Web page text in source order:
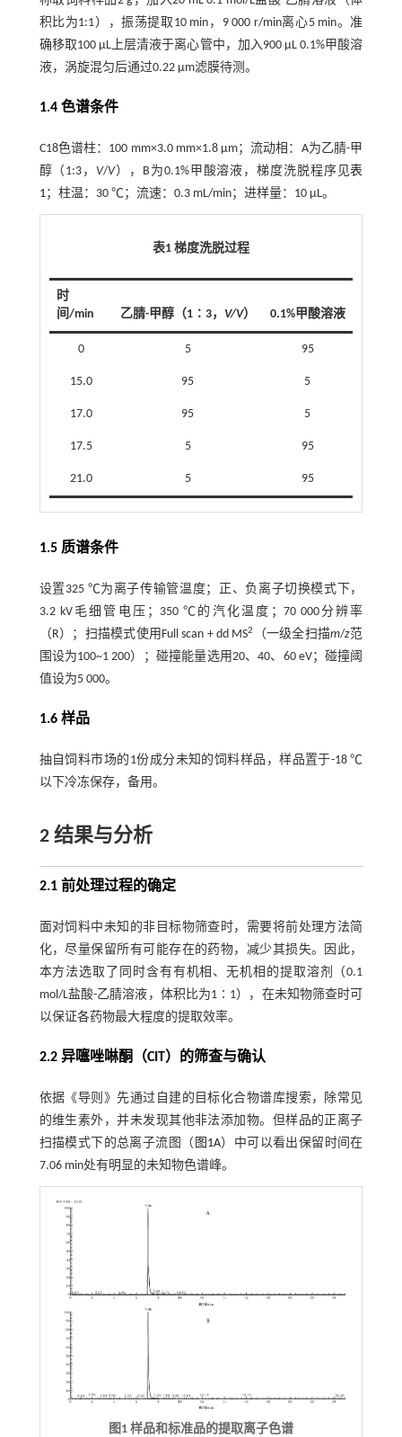
积比为1:1），振荡提取10 min，9 000 r/min离心5 min。准
确移取100 μL上层清液于离心管中，加入900 μL 0.1%甲酸溶
液，涡旋混匀后通过0.22 μm滤膜待测。
1.4 色谱条件
C18色谱柱：100 mm×3.0 mm×1.8 μm；流动相：A为乙腈-甲
醇（1:3， V/V），B为0.1%甲酸溶液，梯度洗脱程序见表
1；柱温：30 ℃；流速：0.3 mL/min；进样量：10 μL。
表1 梯度洗脱过程
时
间/min
乙腈-甲醇（1∶3， V/V） 0.1%甲酸溶液
0 5 95
15.0 95 5
17.0 95 5
17.5 5 95
21.0 5 95
1.5 质谱条件
设置325 ℃为离子传输管温度；正、负离子切换模式下，
3.2 kV毛细管电压；350 ℃的汽化温度；70 000分辨率
（R）；扫描模式使用Full scan + dd MS2 （一级全扫描m/z范
围设为100~1 200）；碰撞能量选用20、40、60 eV；碰撞阈
值设为5 000。
1.6 样品
抽自饲料市场的1份成分未知的饲料样品，样品置于-18 ℃
以下冷冻保存，备用。
2 结果与分析
2.1 前处理过程的确定
面对饲料中未知的非目标物筛查时，需要将前处理方法简
化，尽量保留所有可能存在的药物，减少其损失。因此，
本方法选取了同时含有有机相、无机相的提取溶剂（0.1
mol/L盐酸-乙腈溶液，体积比为1∶1），在未知物筛查时可
以保证各药物最大程度的提取效率。
2.2 异噻唑啉酮（CIT）的筛查与确认
依据《导则》先通过自建的目标化合物谱库搜索，除常见
的维生素外，并未发现其他非法添加物。但样品的正离子
扫描模式下的总离子流图（ 图1A）中可以看出保留时间在
7.06 min处有明显的未知物色谱峰。
图1 样品和标准品的提取离子色谱